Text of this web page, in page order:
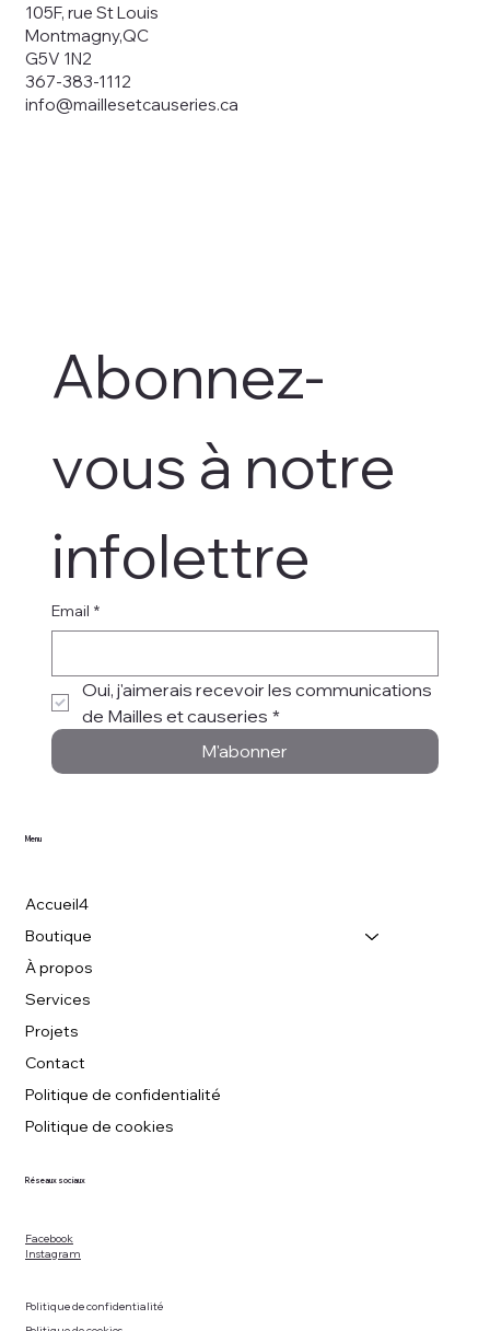
105F, rue St Louis
Montmagny,QC
G5V 1N2
367-383-1112
info@maillesetcauseries.ca
Abonnez-
vous à notre
infolettre
Email *
Oui, j'aimerais recevoir les communications
de Mailles et causeries *
M'abonner
Menu
Accueil4
Boutique
À propos
Services
Projets
Contact
Politique de confidentialité
Politique de cookies
Facebook
Instagram
Réseaux sociaux
Politique de confidentialité